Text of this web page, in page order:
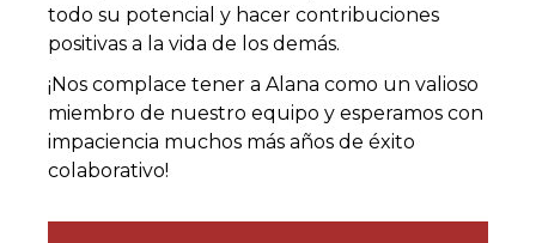
todo su potencial y hacer contribuciones
positivas a la vida de los demás.
¡Nos complace tener a Alana como un valioso
miembro de nuestro equipo y esperamos con
impaciencia muchos más años de éxito
colaborativo!